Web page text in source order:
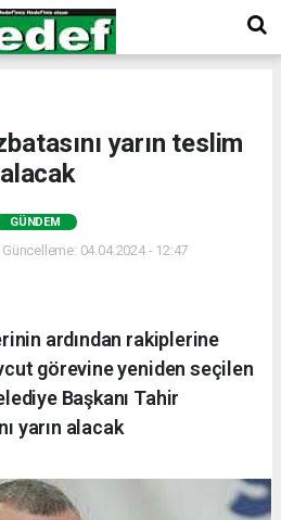
yarın teslim
alacak
GÜNDEM
04.04.2024 - 12:47
ardından rakiplerine
görevine yeniden seçilen
Başkanı Tahir
yarın alacak